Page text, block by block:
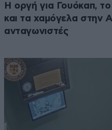
Η οργή για Γουόκαπ,
και τα χαμόγελα στην
ανταγωνιστές